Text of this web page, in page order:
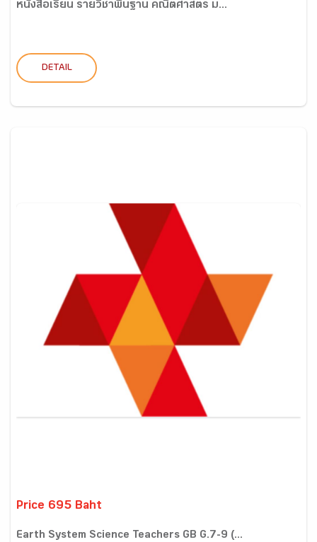
หนังสือเรียน รายวิชาพื้นฐาน คณิตศาสตร์ ม...
DETAIL
Price 695 Baht
Earth System Science Teachers GB G.7-9 (...